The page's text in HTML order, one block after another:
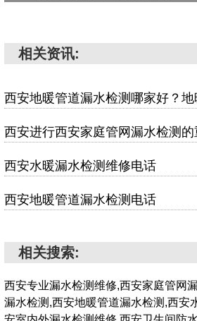
相关资讯:
西安地暖管道漏水检测哪家好？
西安进行西安家庭管网漏水检测
西安水暖漏水检测维修电话
西安地暖管道漏水检测电话
相关搜索:
西安专业漏水检测维修,西安家庭管网
漏水检测,西安地暖管道漏水检测,西安